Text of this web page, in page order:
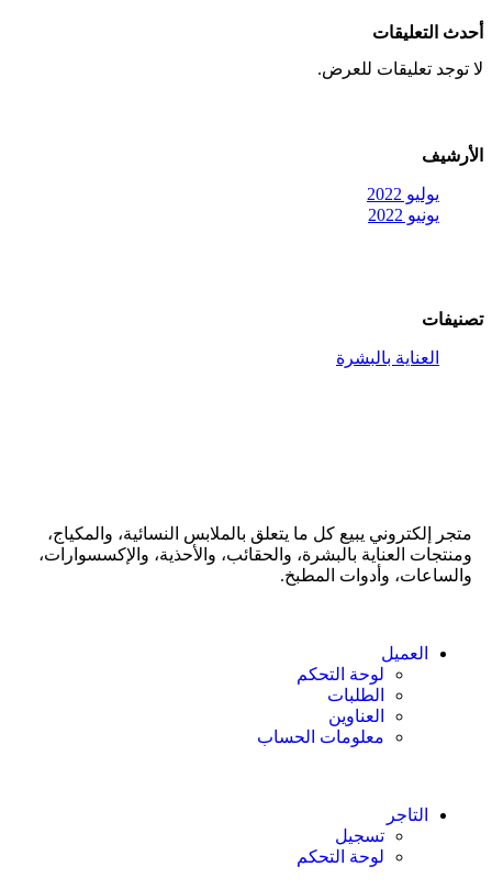
أحدث التعليقات
لا توجد تعليقات للعرض.
الأرشيف
يوليو 2022
يونيو 2022
تصنيفات
العناية بالبشرة
متجر إلكتروني يبيع كل ما يتعلق بالملابس النسائية، والمكياج،
ومنتجات العناية بالبشرة، والحقائب، والأحذية، والإكسسوارات،
والساعات، وأدوات المطبخ.
العميل
لوحة التحكم
الطلبات
العناوين
معلومات الحساب
التاجر
تسجيل
لوحة التحكم